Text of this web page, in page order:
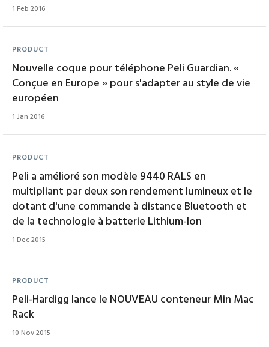
1 Feb 2016
PRODUCT
Nouvelle coque pour téléphone Peli Guardian. «
Conçue en Europe » pour s'adapter au style de vie
européen
1 Jan 2016
PRODUCT
Peli a amélioré son modèle 9440 RALS en
multipliant par deux son rendement lumineux et le
dotant d'une commande à distance Bluetooth et
de la technologie à batterie Lithium-Ion
1 Dec 2015
PRODUCT
Peli-Hardigg lance le NOUVEAU conteneur Min Mac
Rack
10 Nov 2015